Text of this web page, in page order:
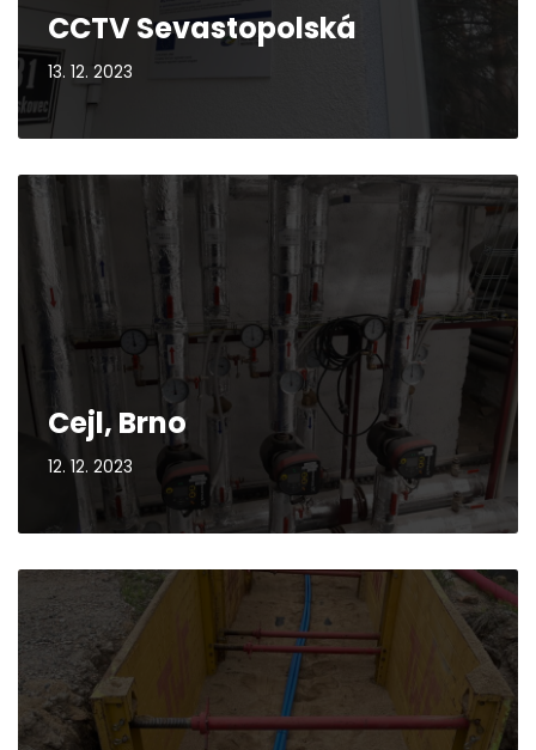
CCTV Sevastopolská
13. 12. 2023
Cejl, Brno
12. 12. 2023